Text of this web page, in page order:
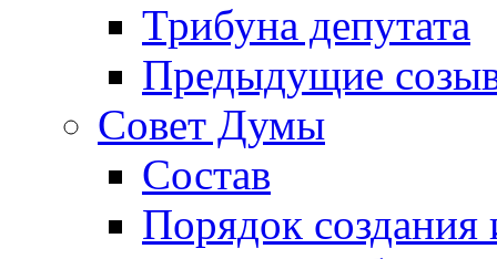
Трибуна депутата
Предыдущие
Совет Думы
Состав
Порядок создания